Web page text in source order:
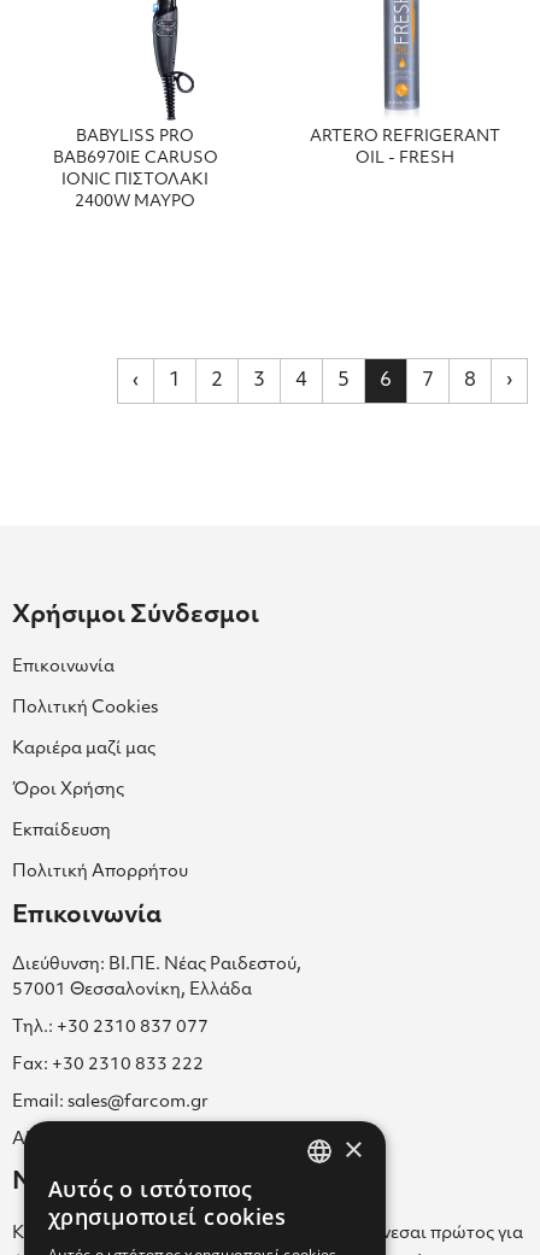
BABYLISS PRO
BAB6970IE CARUSO
IONIC ΠΙΣΤΟΛΑΚΙ
2400W ΜΑΥΡΟ
ARTERO REFRIGERANT
OIL - FRESH
‹ 1 2 3 4 5 6 7 8 ›
Χρήσιμοι Σύνδεσμοι
Επικοινωνία
Πολιτική Cookies
Καριέρα μαζί μας
Όροι Χρήσης
Εκπαίδευση
Πολιτική Απορρήτου
Επικοινωνία
Διεύθυνση: ΒΙ.ΠΕ. Νέας Ραιδεστού,
57001 Θεσσαλονίκη, Ελλάδα
Τηλ.: +30 2310 837 077
Fax: +30 2310 833 222
Email: sales@farcom.gr
ΑΡ.Γ.Ε.ΜΗ. 038365205000
Newsletter
Κάνε εγγραφή στο Newsletter για να ενημερώνεσαι πρώτος για
×
Αυτός ο ιστότοπος
χρησιμοποιεί cookies